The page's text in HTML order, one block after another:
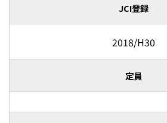
JCI登録
2018/H30
定員